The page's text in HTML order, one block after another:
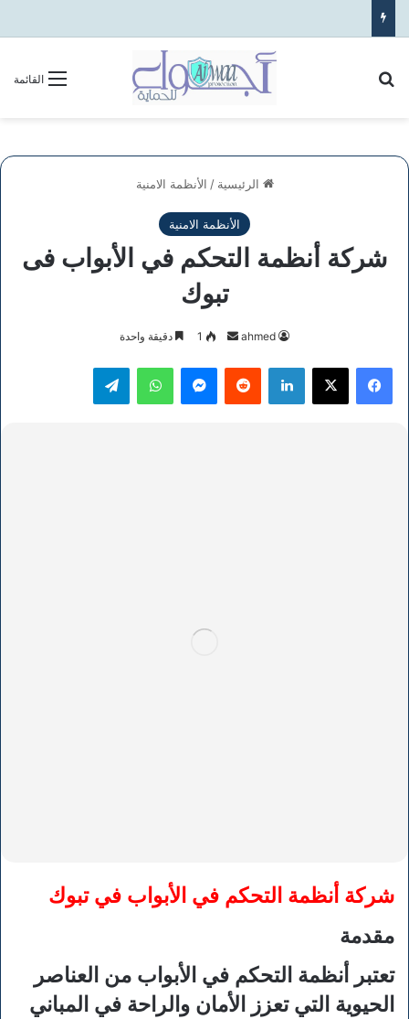
القائمة
الرئيسية / الأنظمة الامنية
الأنظمة الامنية
شركة أنظمة التحكم في الأبواب فى
تبوك
ahmed
أرسل
إلكترونيا
1 دقيقة واحدة
فيسبوك ‫X لينكدإن ماسنجر واتساب تيلقرام
شركة أنظمة التحكم في الأبواب في تبوك
مقدمة
تعتبر أنظمة التحكم في الأبواب من العناصر
الحيوية التي تعزز الأمان والراحة في المباني